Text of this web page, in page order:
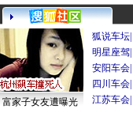
富家子女友遭曝光
狐说车坛
明星座驾
安阳车会
四川车会
江苏车会